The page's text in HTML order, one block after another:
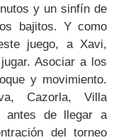
y un sinfín de
bajitos. Y como
juego, a Xavi,
Asociar a los
y movimiento.
Cazorla, Villa
antes de llegar a
del torneo